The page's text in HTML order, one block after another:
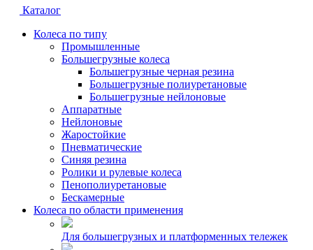
Каталог
Колеса по типу
Промышленные
Большегрузные колеса
Большегрузные черная резина
Большегрузные полиуретановые
Большегрузные нейлоновые
Аппаратные
Нейлоновые
Жаростойкие
Пневматические
Синяя резина
Ролики и рулевые колеса
Пенополиуретановые
Бескамерные
Колеса по области применения
Для большегрузных и платформенных тележек